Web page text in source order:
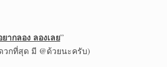
ยากลอง ลองเลย”
วกที่สุด มี @ด้วยนะครับ)